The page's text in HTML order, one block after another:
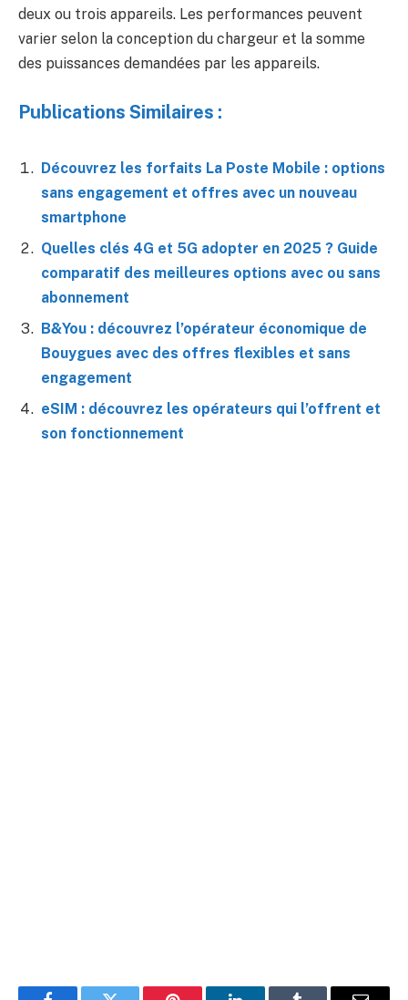
deux ou trois appareils. Les performances peuvent
varier selon la conception du chargeur et la somme
des puissances demandées par les appareils.
Publications Similaires :
Découvrez les forfaits La Poste Mobile : options
sans engagement et offres avec un nouveau
smartphone
Quelles clés 4G et 5G adopter en 2025 ? Guide
comparatif des meilleures options avec ou sans
abonnement
B&You : découvrez l’opérateur économique de
Bouygues avec des offres flexibles et sans
engagement
eSIM : découvrez les opérateurs qui l’offrent et
son fonctionnement